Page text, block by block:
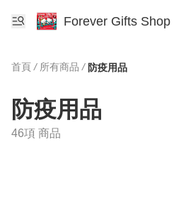
Forever Gifts Shop
首頁 / 所有商品 / 防疫用品
防疫用品
46項 商品